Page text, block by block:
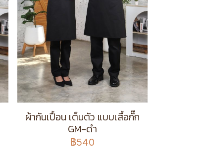
ผ้ากันเปื้อน เต็มตัว แบบเสื้อกั๊ก
GM-ดำ
฿540